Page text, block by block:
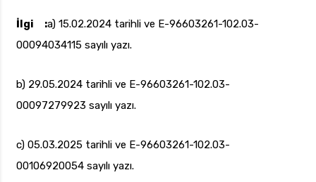
İlgi :a) 15.02.2024 tarihli ve E-96603261-102.03-
00094034115 sayılı yazı.
b) 29.05.2024 tarihli ve E-96603261-102.03-
00097279923 sayılı yazı.
c) 05.03.2025 tarihli ve E-96603261-102.03-
00106920054 sayılı yazı.